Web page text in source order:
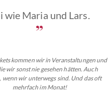
wie Maria und Lars.
„
kommen wir in Veranstaltungen und
wir sonst nie gesehen hätten. Auch
wenn wir unterwegs sind. Und das oft
mehrfach im Monat!